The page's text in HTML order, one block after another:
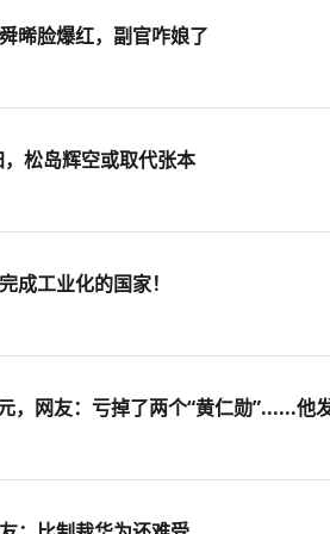
晞脸爆红，副官咋娘了
松岛辉空或取代张本
成工业化的国家！
，网友：亏掉了两个“黄仁勋”......他